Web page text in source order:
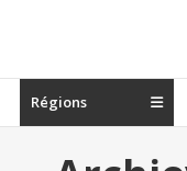
Régions